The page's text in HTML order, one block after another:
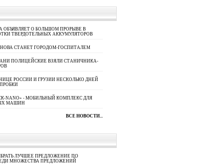
ОБЪЯВЛЯЕТ О БОЛЬШОМ ПРОРЫВЕ В
ТВЕРДОТЕЛЬНЫХ АККУМУЛЯТОРОВ
СТАНЕТ ГОРОДОМ-ГОСПИТАЛЕМ
ПОЛИЦЕЙСКИЕ ВЗЯЛИ СТАНИЧНИКА-
РОССИИ И ГРУЗИИ НЕСКОЛЬКО ДНЕЙ
NANO» - МОБИЛЬНЫЙ КОМПЛЕКС ДЛЯ
МАШИН
ВСЕ НОВОСТИ...
ЛУЧШЕЕ ПРЕДЛОЖЕНИЕ ПО
МНОЖЕСТВА ПРЕДЛОЖЕНИЙ